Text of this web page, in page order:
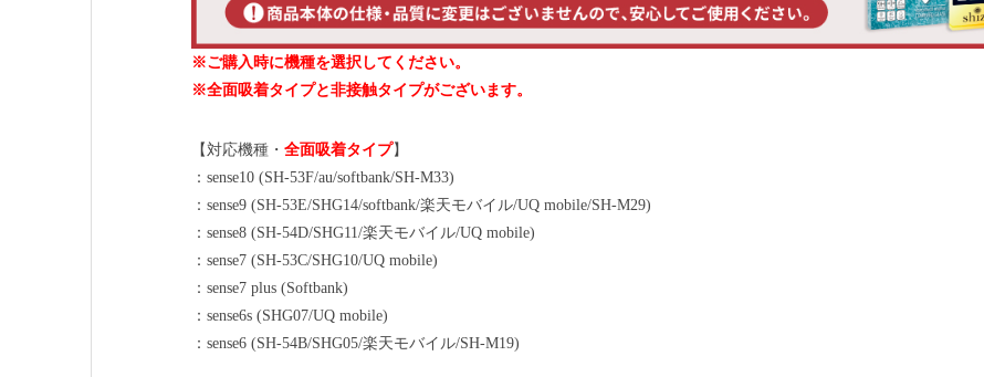
※ご購入時に機種を選択してください。
※全面吸着タイプと非接触タイプがございます。
【対応機種・ 全面吸着タイプ】
：sense10 (SH-53F/au/softbank/SH-M33)
：sense9 (SH-53E/SHG14/softbank/楽天モバイル/UQ mobile/SH-M29)
：sense8 (SH-54D/SHG11/楽天モバイル/UQ mobile)
：sense7 (SH-53C/SHG10/UQ mobile)
：sense7 plus (Softbank)
：sense6s (SHG07/UQ mobile)
：sense6 (SH-54B/SHG05/楽天モバイル/SH-M19)